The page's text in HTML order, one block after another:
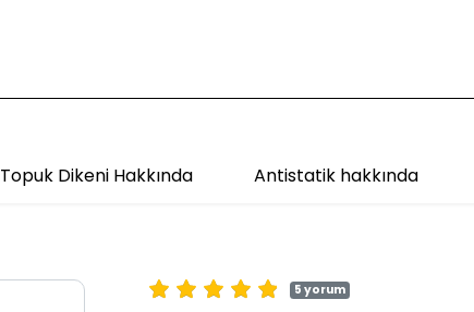
Topuk Dikeni Hakkında Antistatik hakkında
5 yorum